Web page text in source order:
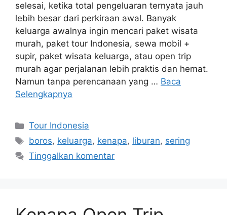
selesai, ketika total pengeluaran ternyata jauh
lebih besar dari perkiraan awal. Banyak
keluarga awalnya ingin mencari paket wisata
murah, paket tour Indonesia, sewa mobil +
supir, paket wisata keluarga, atau open trip
murah agar perjalanan lebih praktis dan hemat.
Namun tanpa perencanaan yang … Baca
Selengkapnya
Kategori
Tour Indonesia
Tag
boros, keluarga, kenapa, liburan, sering
Tinggalkan komentar